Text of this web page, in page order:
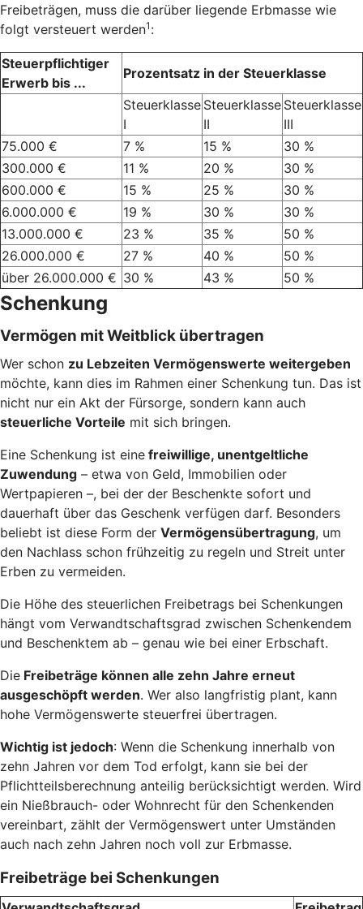
Freibeträgen, muss die darüber liegende Erbmasse wie
folgt versteuert werden1 :
Steuerpflichtiger
Erwerb bis ...
Prozentsatz in der Steuerklasse
Steuerklasse
I
Steuerklasse
II
Steuerklasse
III
75.000 €
7 % 15 %
30 %
300.000 €
11 % 20 %
30 %
600.000 €
15 % 25 %
30 %
6.000.000 €
19 % 30 %
30 %
13.000.000 €
23 % 35 %
50 %
26.000.000 €
27 % 40 %
50 %
über 26.000.000 € 30 % 43 % 50 %
Schenkung
Vermögen mit Weitblick übertragen
Wer schon zu Lebzeiten Vermögenswerte weitergeben
möchte, kann dies im Rahmen einer Schenkung tun. Das ist
nicht nur ein Akt der Fürsorge, sondern kann auch
steuerliche Vorteile mit sich bringen.
Eine Schenkung ist eine freiwillige, unentgeltliche
Zuwendung – etwa von Geld, Immobilien oder
Wertpapieren –, bei der der Beschenkte sofort und
dauerhaft über das Geschenk verfügen darf. Besonders
beliebt ist diese Form der Vermögensübertragung, um
den Nachlass schon frühzeitig zu regeln und Streit unter
Erben zu vermeiden.
Die Höhe des steuerlichen Freibetrags bei Schenkungen
hängt vom Verwandtschaftsgrad zwischen Schenkendem
und Beschenktem ab – genau wie bei einer Erbschaft.
Die Freibeträge können alle zehn Jahre erneut
ausgeschöpft werden. Wer also langfristig plant, kann
hohe Vermögenswerte steuerfrei übertragen.
Wichtig ist jedoch: Wenn die Schenkung innerhalb von
zehn Jahren vor dem Tod erfolgt, kann sie bei der
Pflichtteilsberechnung anteilig berücksichtigt werden. Wird
ein Nießbrauch- oder Wohnrecht für den Schenkenden
vereinbart, zählt der Vermögenswert unter Umständen
auch nach zehn Jahren noch voll zur Erbmasse.
Freibeträge bei Schenkungen